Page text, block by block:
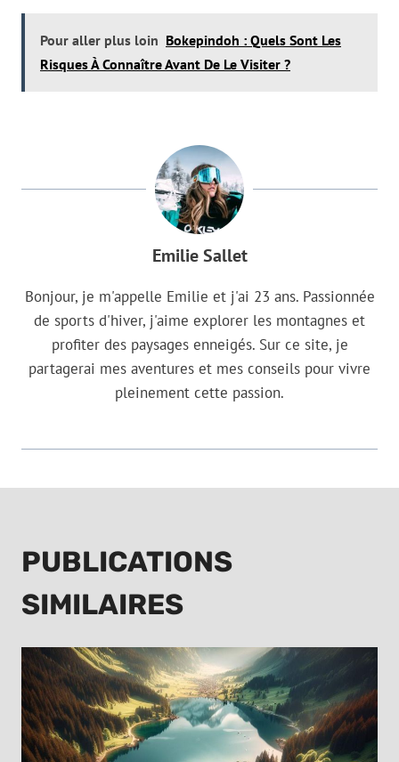
Pour aller plus loin Bokepindoh : Quels Sont Les
Risques À Connaître Avant De Le Visiter ?
Emilie Sallet
Bonjour, je m'appelle Emilie et j'ai 23 ans. Passionnée
de sports d'hiver, j'aime explorer les montagnes et
profiter des paysages enneigés. Sur ce site, je
partagerai mes aventures et mes conseils pour vivre
pleinement cette passion.
PUBLICATIONS
SIMILAIRES